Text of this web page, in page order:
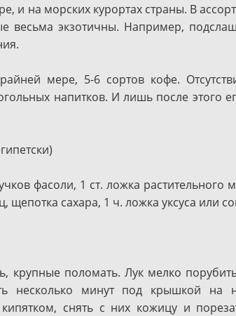
и на морских курортах страны. В
весьма экзотичны. Например,
мере, 5-6 сортов кофе.
напитков. И лишь после этого
фасоли, 1 ст. ложка растительного
щепотка сахара, 1 ч. ложка уксуса или
крупные поломать. Лук мелко
несколько минут под крышкой на
снять с них кожицу и